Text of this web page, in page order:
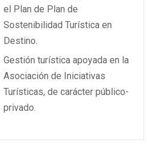
el Plan de Plan de
Sostenibilidad Turística en
Destino.
Gestión turística apoyada en la
Asociación de Iniciativas
Turísticas, de carácter público-
privado.